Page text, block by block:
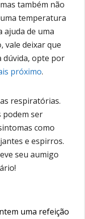
também não
temperatura
ajuda de uma
vale deixar que
dúvida, opte por
próximo.
respiratórias.
podem ser
como
e espirros.
seu aumigo
uma refeição